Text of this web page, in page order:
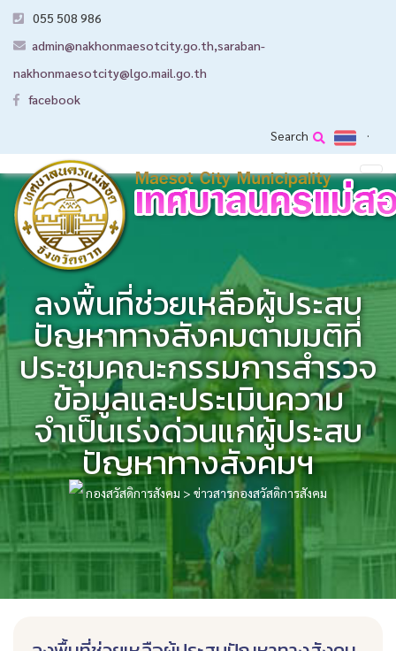
055 508 986
admin@nakhonmaesotcity.go.th,saraban-
nakhonmaesotcity@lgo.mail.go.th
facebook
Search
ลงพื้นที่ช่วยเหลือผู้ประสบ
ปัญหาทางสังคมตามมติที่
ประชุมคณะกรรมการสำรวจ
ข้อมูลและประเมินความ
จำเป็นเร่งด่วนแก่ผู้ประสบ
ปัญหาทางสังคมฯ
กองสวัสดิการสังคม > ข่าวสารกองสวัสดิการสังคม